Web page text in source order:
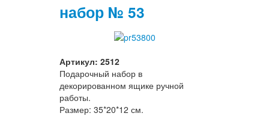
набор № 53
Артикул: 2512
Подарочный набор в
декорированном ящике ручной
работы.
Размер: 35*20*12 см.